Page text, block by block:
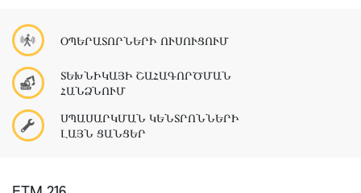
ՕՊԵՐԱՏՈՐՆԵՐԻ ՈՒՍՈՒՑՈՒՄ
ՏԵԽՆԻԿԱՅԻ ՇԱՀԱԳՈՐԾՄԱՆ
ՀԱՆՁՆՈՒՄ
ՍՊԱՍԱՐԿՄԱՆ ԿԵՆՏՐՈՆՆԵՐԻ
ԼԱՅՆ ՑԱՆՑԵՐ